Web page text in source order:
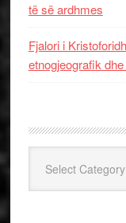
të së ardhmes
Fjalori i
etnogjeografik